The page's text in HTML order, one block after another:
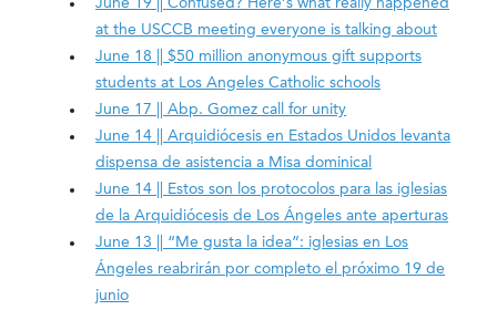
June 19 || Confused? Here’s what really happened
at the USCCB meeting everyone is talking about
June 18 || $50 million anonymous gift supports
students at Los Angeles Catholic schools
June 17 || Abp. Gomez call for unity
June 14 || Arquidiócesis en Estados Unidos levanta
dispensa de asistencia a Misa dominical
June 14 || Estos son los protocolos para las iglesias
de la Arquidiócesis de Los Ángeles ante aperturas
June 13 || “Me gusta la idea”: iglesias en Los
Ángeles reabrirán por completo el próximo 19 de
junio